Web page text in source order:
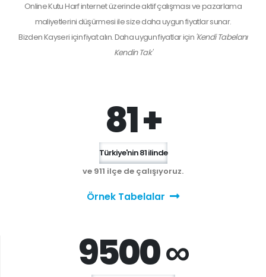
Online Kutu Harf internet üzerinde aktif çalışması ve pazarlama
maliyetlerini düşürmesi ile size daha uygun fiyatlar sunar.
BizdenKayseriiçin fiyat alın. Daha uygun fiyatlar için 'Kendi Tabelanı
Kendin Tak'
81 +
Türkiye'nin 81 ilinde
ve 911 ilçe de çalışıyoruz.
Örnek Tabelalar
9500 ∞